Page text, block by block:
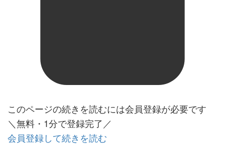
このページの続きを読むには会員登録が必要です
＼無料・1分で登録完了／
会員登録して続きを読む